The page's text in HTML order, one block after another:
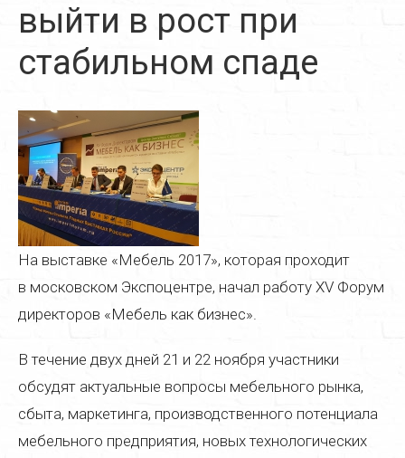
Услуги
Реставрация дверей
Реставрация стульев
Реставрация стола
Реставрация кресла
Реставрация кухонной мебели
Реставрация старой мебели
Реставрация мягкой мебели
Реставрация пианино
Реставрация паркета
Реставрация часов
выйти в рост при
стабильном спаде
На выставке «Мебель 2017», которая проходит
в московском Экспоцентре, начал работу XV Форум
директоров «Мебель как бизнес».
В течение двух дней 21 и 22 ноября участники
обсудят актуальные вопросы мебельного рынка,
сбыта, маркетинга, производственного потенциала
мебельного предприятия, новых технологических